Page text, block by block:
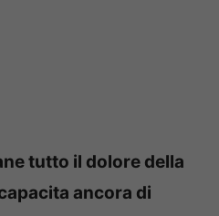
tutto il dolore della
ancora di